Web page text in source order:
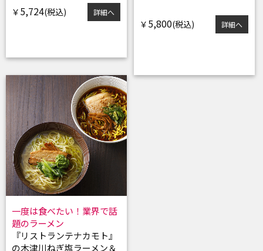
￥ 5,724 詳細へ
￥ 5,800 詳細へ
一度は食べたい！業界で話
題のラーメン
『リストランテナカモト』
の木津川ねぎ塩ラーメン＆